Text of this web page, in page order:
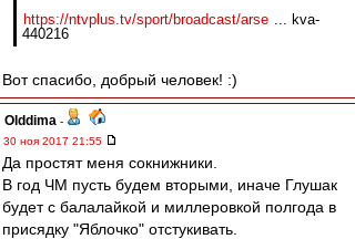
https://ntvplus.tv/sport/broadcast/arse ... kva-
440216
Вот спасибо, добрый человек! :)
Olddima -
30 ноя 2017 21:55
Да простят меня сокнижники.
В год ЧМ пусть будем вторыми, иначе Глушак
будет с балалайкой и миллеровкой полгода в
присядку "Яблочко" отстукивать.